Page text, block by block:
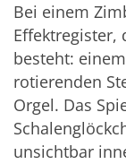
Bei einem
Effektregister,
besteht:
rotierenden
Orgel. Das
unsichtbar